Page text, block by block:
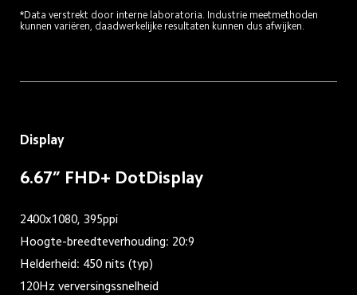
*Data verstrekt door interne laboratoria. Industrie meetmethoden
kunnen variëren, daadwerkelijke resultaten kunnen dus afwijken.
Display
6.67” FHD+ DotDisplay
2400x1080, 395ppi
Hoogte-breedteverhouding: 20:9
Helderheid: 450 nits (typ)
120Hz verversingssnelheid